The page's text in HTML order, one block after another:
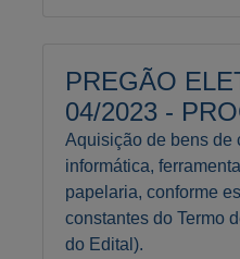
PREGÃO
04/2023 -
Aquisição de bens de
informática,
papelaria, conforme
constantes do Termo
do Edital).